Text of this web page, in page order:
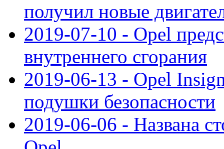
получил новые
2019-07-10 - Opel
внутреннего сгорания
2019-06-13 - Opel
подушки безопасности
2019-06-06 - Названа